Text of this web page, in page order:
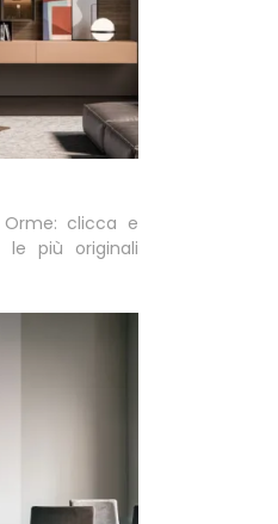
clicca e
più originali